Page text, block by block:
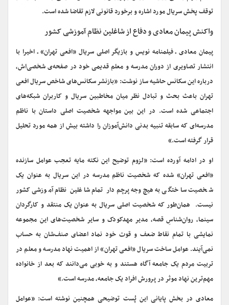
توقف پخش سریال مورد اشاره و برخورد قانونی لازم تقاضا شده است.
واکنش پیمان معادی و دفاع از شاغلین نظام آموزشی کشور
پیمان معادی ـ فیلمنامه نویس و بازیگر اصلی سریال «افعی تهران» ـ اخیرا با
انتشار تصاویری از دوران مدرسه و معلم قدیمی خود در صفحه‌ی شخصی‌اش،
درباره این سکانس حاشیه ساز نوشت: «بازنشر سکانس‌های شاخص سریال افعی
تهران باعث بحث و تبادل نظر میان مخاطبین سریال و کاربران شبکه‌های
اجتماعی شده است. در این بین مواجهه شخصیت اصلی داستان با ناظم
مدرسه‌ای که سابقه تنبیه بدنی دانش‌آموزان را داشته بیش از همه مورد تحلیل
قرار گرفته است.»
او در ادامه آورده است: «لزوم توضیح این نکته مایه تعجب عوامل سازنده
«افعی تهران» شده که شخصیت ناظم مدرسه در این سریال به عنوان یک
شخصیت ساختگی به هیچ‌وجه پرچم‌دار تمام شاغلین نظام آموزشی کشور
نیست. همان‌طور که شخصیت اصلی سریال به عنوان یک منتقد و کارگردان
سینما، روان‌شناسِ قصه، مدیر مهدکودک و سایر شخصیت‌های این مجموعه
نمایشی با تمام نقاط ضعف و قوت خود نماد اعضای صنف‌شان به حساب
نمی‌آیند. عوامل ساخت سریال «افعی تهران» از اهمیت نهاد مدرسه و معلم در
تربیت مردم یک جامعه آگاه هستند و به خوبی می‌دانند که بعد از خانواده
مهم‌ترین نهاد موثر در پرورش افراد یک جامعه، مدرسه است.»
معادی در بخش پایانی این پُست توضیحی همچنین نوشته است: «عوامل